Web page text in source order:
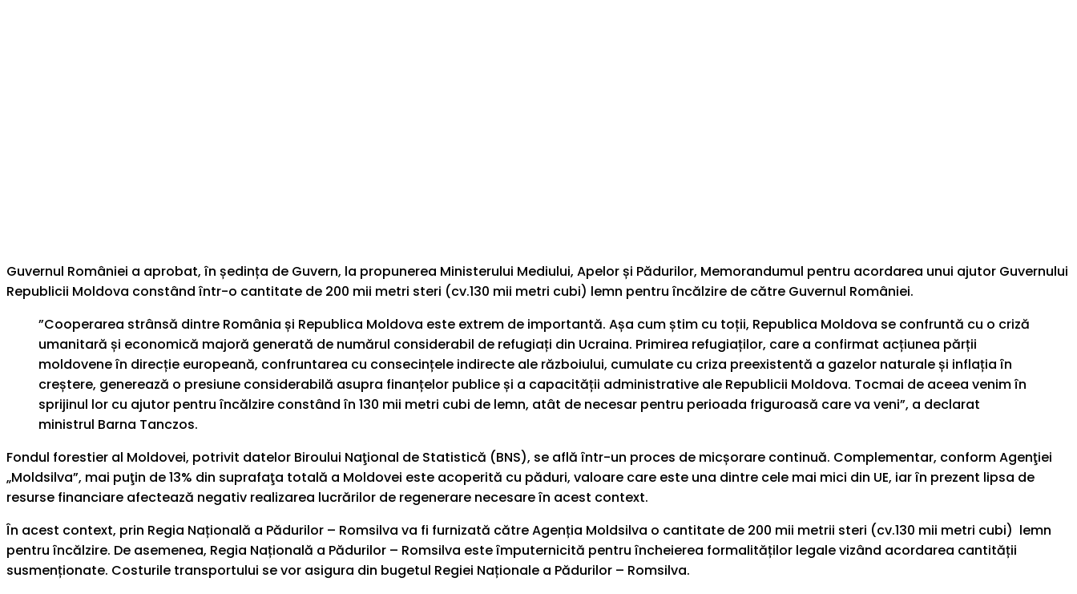
Guvernul României a aprobat, în ședința de Guvern, la propunerea Ministerului Mediului, Apelor și Pădurilor, Memorandumul pentru acordarea unui ajutor Guvernului
Republicii Moldova constând într-o cantitate de 200 mii metri steri (cv.130 mii metri cubi) lemn pentru încălzire de către Guvernul României.
”Cooperarea strânsă dintre România și Republica Moldova este extrem de importantă. Așa cum știm cu toții, Republica Moldova se confruntă cu o criză
umanitară și economică majoră generată de numărul considerabil de refugiați din Ucraina. Primirea refugiaților, care a confirmat acțiunea părții
moldovene în direcție europeană, confruntarea cu consecințele indirecte ale războiului, cumulate cu criza preexistentă a gazelor naturale și inflația în
creștere, generează o presiune considerabilă asupra finanțelor publice și a capacității administrative ale Republicii Moldova. Tocmai de aceea venim în
sprijinul lor cu ajutor pentru încălzire constând în 130 mii metri cubi de lemn, atât de necesar pentru perioada friguroasă care va veni”, a declarat
ministrul Barna Tanczos.
Fondul forestier al Moldovei, potrivit datelor Biroului Naţional de Statistică (BNS), se află într-un proces de micșorare continuă. Complementar, conform Agenţiei
„Moldsilva”, mai puţin de 13% din suprafaţa totală a Moldovei este acoperită cu păduri, valoare care este una dintre cele mai mici din UE, iar în prezent lipsa de
resurse financiare afectează negativ realizarea lucrărilor de regenerare necesare în acest context.
În acest context, prin Regia Națională a Pădurilor – Romsilva va fi furnizată către Agenția Moldsilva o cantitate de 200 mii metrii steri (cv.130 mii metri cubi) lemn
pentru încălzire. De asemenea, Regia Națională a Pădurilor – Romsilva este împuternicită pentru încheierea formalităților legale vizând acordarea cantității
susmenționate. Costurile transportului se vor asigura din bugetul Regiei Naționale a Pădurilor – Romsilva.